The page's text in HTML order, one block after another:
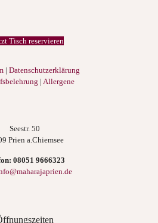
Tisch reservieren
| Datenschutzerklärung
| Allergene
Seestr. 50
Prien a.Chiemsee
08051 9666323